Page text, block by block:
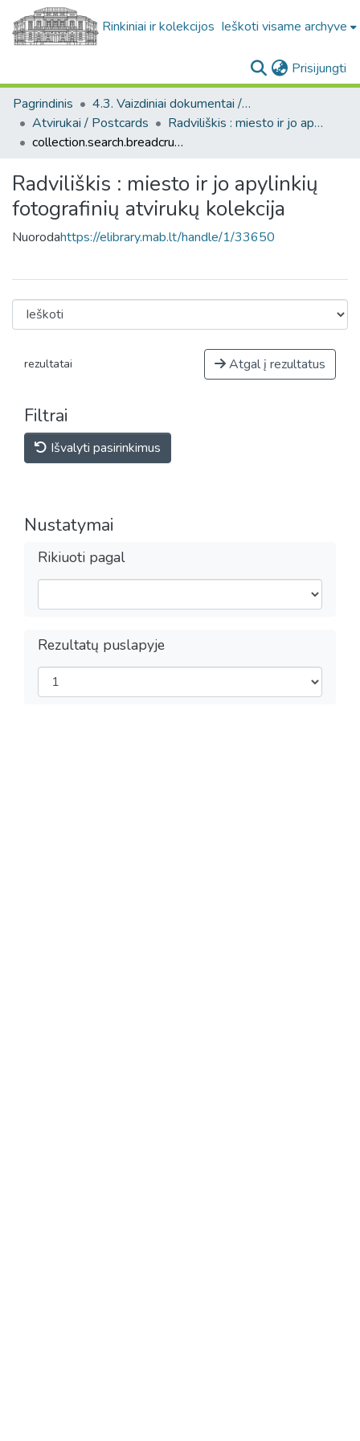
Rinkiniai ir kolekcijos Ieškoti visame archyve
Prisijungti
Pagrindinis
4.3. Vaizdiniai dokumentai / Visual documents
Atvirukai / Postcards
Radviliškis : miesto ir jo apylinkių fotografinių atvirukų kolekcija
collection.search.breadcrumbs
Radviliškis : miesto ir jo apylinkių
fotografinių atvirukų kolekcija
Nuorodahttps://elibrary.mab.lt/handle/1/33650
rezultatai Atgal į rezultatus
Filtrai
Išvalyti pasirinkimus
Nustatymai
Rikiuoti pagal
Rezultatų puslapyje